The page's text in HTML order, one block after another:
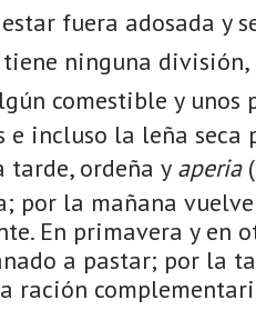
fuera adosada y
tiene ninguna
comestible y unos
e incluso la leña
ordeña y aperia
por la mañana
En primavera y en
a pastar; por la
ración